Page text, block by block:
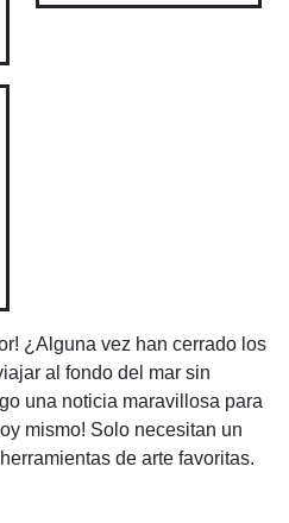
¿Alguna vez han cerrado los
al fondo del mar sin
una noticia maravillosa para
mismo! Solo necesitan un
de arte favoritas.